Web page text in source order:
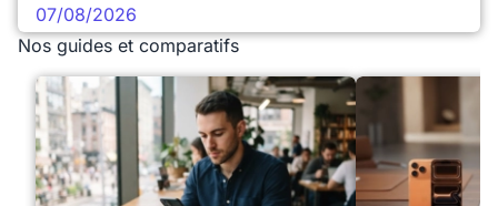
07/08/2026
Nos guides et comparatifs